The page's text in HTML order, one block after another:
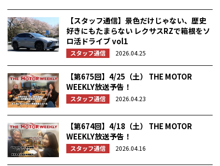
【スタッフ通信】景色だけじゃない、歴史
好きにもたまらない レクサスRZで箱根をソ
ロ活ドライブ vol1
スタッフ通信 2026.04.25
【第675回】4/25（土） THE MOTOR
WEEKLY放送予告！
スタッフ通信 2026.04.23
【第674回】4/18（土） THE MOTOR
WEEKLY放送予告！
スタッフ通信 2026.04.16